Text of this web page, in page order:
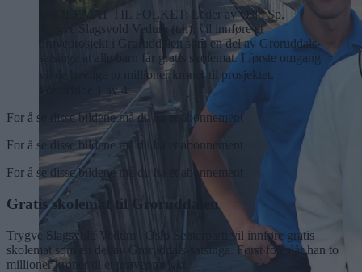
SKOLEMAT TIL FOLKET: Leder av Oslo Sp,
Trygve Slagsvold Vedum (t.h), vil innføre et
prøveprosjekt i Groruddalen som en del av Groruddals-
satsinga at alle barn får gratis skolemat. I første omgang
vil de bevilge to millioner kroner til prosjektet.
Bilde 1 av 4
For å se disse bildene må du ha et abonnement
For å se disse bildene må du ha et abonnement
For å se disse bildene må du ha et abonnement
Gratis skolemat til Groruddalen
Trygve Slagsvold Vedum i Oslo Senterparti vil innføre gratis
skolemat som en del av Groruddals-satsinga. Først foreslår han to
millioner kroner til et prøveprosjekt.